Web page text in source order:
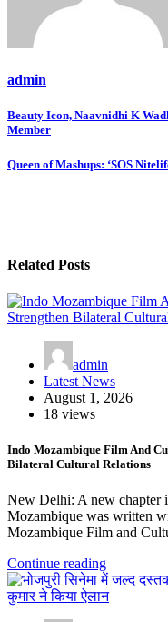
admin
Post
navigation
Beauty Icon, Naavnidhi K
Member
Queen of Mashups: ‘SOS
Related Posts
admin
Latest News
August 1, 2026
18 views
Indo Mozambique Film And
Bilateral Cultural Relations
New Delhi: A new chapter
Mozambique was written
Mozambique Film and
Continue reading